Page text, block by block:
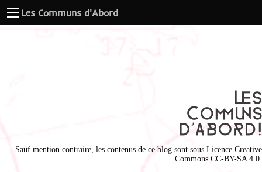
Les Communs d'Abord
Sauf mention contraire, les contenus de ce blog sont sous Licence Creative
Commons CC-BY-SA 4.0